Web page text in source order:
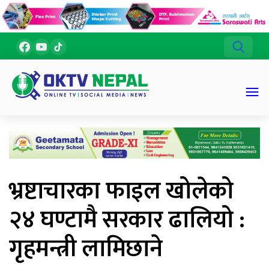
भ्रष्टाचारका फाइल खोलेको
२४ घण्टामै सरकार ढालियो :
गृहमन्त्री लामिछाने